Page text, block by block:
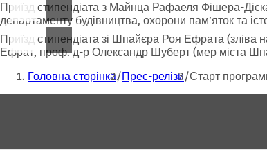
Приїзд стипендіата з Майнца Рафаеля Фішера-
департаменту будівництва, охорони пам’яток та
Приїзд стипендіата зі Шпайєра Роя Ефрата
Ефрат, проф. д-р Олександр Шуберт (мер міста
Ти
тут:
Головна сторінка Прес-релізи Старт